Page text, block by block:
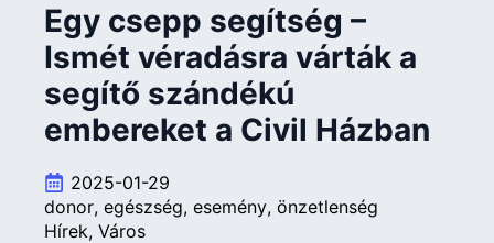
Egy csepp segítség –
Ismét véradásra várták a
segítő szándékú
embereket a Civil Házban
2025-01-29
donor egészség esemény önzetlenség
Hírek Város